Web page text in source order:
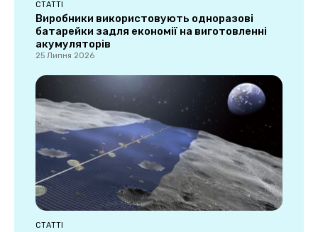
СТАТТІ
Виробники використовують одноразові
батарейки задля економії на виготовленні
акумуляторів
25 Липня 2026
СТАТТІ